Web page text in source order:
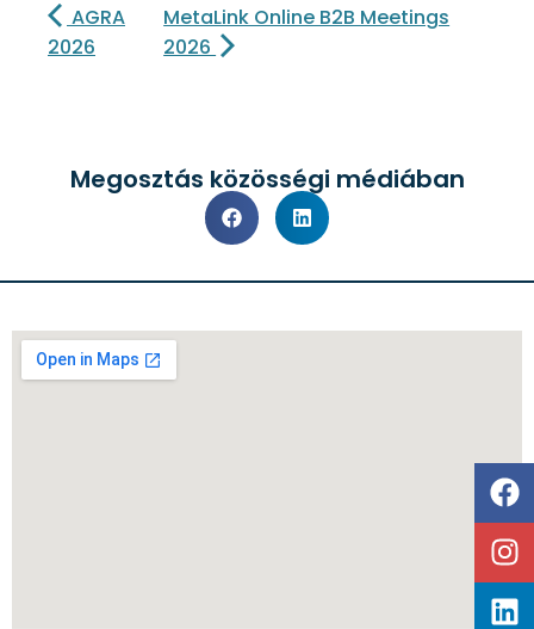
AGRA
2026
MetaLink Online B2B Meetings
2026
Megosztás közösségi médiában